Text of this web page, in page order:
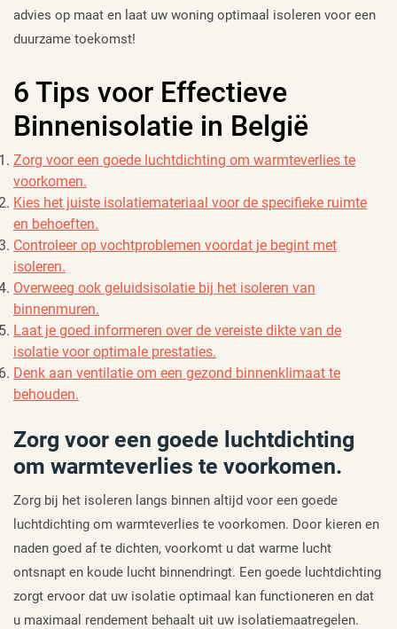
advies op maat en laat uw woning optimaal isoleren voor een
duurzame toekomst!
6 Tips voor Effectieve
Binnenisolatie in België
Zorg voor een goede luchtdichting om warmteverlies te
voorkomen.
Kies het juiste isolatiemateriaal voor de specifieke ruimte
en behoeften.
Controleer op vochtproblemen voordat je begint met
isoleren.
Overweeg ook geluidsisolatie bij het isoleren van
binnenmuren.
Laat je goed informeren over de vereiste dikte van de
isolatie voor optimale prestaties.
Denk aan ventilatie om een gezond binnenklimaat te
behouden.
Zorg voor een goede luchtdichting
om warmteverlies te voorkomen.
Zorg bij het isoleren langs binnen altijd voor een goede
luchtdichting om warmteverlies te voorkomen. Door kieren en
naden goed af te dichten, voorkomt u dat warme lucht
ontsnapt en koude lucht binnendringt. Een goede luchtdichting
zorgt ervoor dat uw isolatie optimaal kan functioneren en dat
u maximaal rendement behaalt uit uw isolatiemaatregelen.